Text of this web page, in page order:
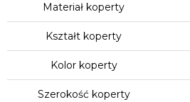
Materiał koperty
Kształt koperty
Kolor koperty
Szerokość koperty